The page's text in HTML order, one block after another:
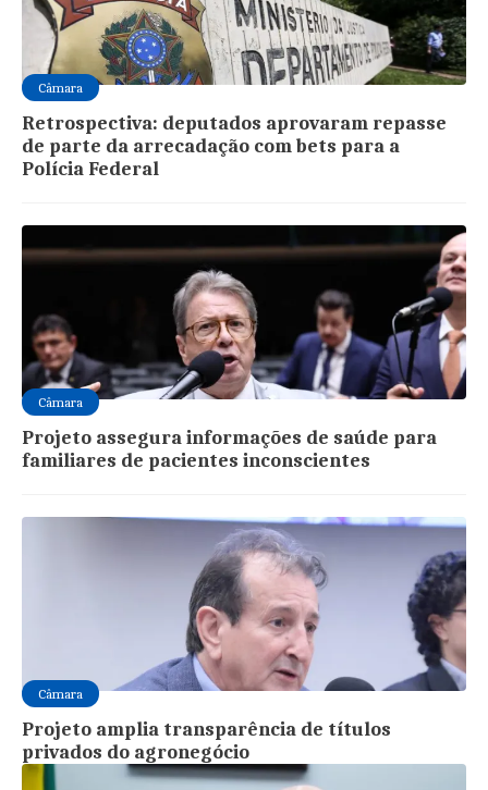
Câmara
Retrospectiva: deputados aprovaram repasse
de parte da arrecadação com bets para a
Polícia Federal
Câmara
Projeto assegura informações de saúde para
familiares de pacientes inconscientes
Câmara
Projeto amplia transparência de títulos
privados do agronegócio